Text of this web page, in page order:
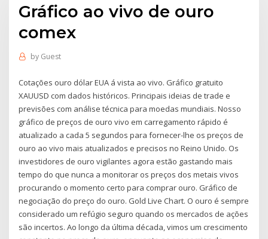
Gráfico ao vivo de ouro
comex
by Guest
Cotações ouro dólar EUA á vista ao vivo. Gráfico gratuito
XAUUSD com dados históricos. Principais ideias de trade e
previsões com análise técnica para moedas mundiais. Nosso
gráfico de preços de ouro vivo em carregamento rápido é
atualizado a cada 5 segundos para fornecer-lhe os preços de
ouro ao vivo mais atualizados e precisos no Reino Unido. Os
investidores de ouro vigilantes agora estão gastando mais
tempo do que nunca a monitorar os preços dos metais vivos
procurando o momento certo para comprar ouro. Gráfico de
negociação do preço do ouro. Gold Live Chart. O ouro é sempre
considerado um refúgio seguro quando os mercados de ações
são incertos. Ao longo da última década, vimos um crescimento